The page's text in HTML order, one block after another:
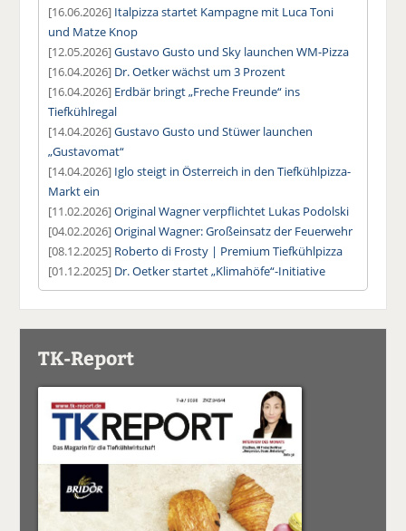
[16.06.2026] Italpizza startet Kampagne mit Luca Toni
und Matze Knop
[12.05.2026]Gustavo Gusto und Sky launchen WM-Pizza
[16.04.2026] Dr. Oetker wächst um 3 Prozent
[16.04.2026] Erdbär bringt „Freche Freunde“ ins
Tiefkühlregal
[14.04.2026]Gustavo Gusto und Stüwer launchen
„Gustavomat“
[14.04.2026] Iglo steigt in Österreich in den Tiefkühlpizza-
Markt ein
[11.02.2026]Original Wagner verpflichtet Lukas Podolski
[04.02.2026]Original Wagner: Großeinsatz der Feuerwehr
[08.12.2025] Roberto di Frosty | Premium Tiefkühlpizza
[01.12.2025] Dr. Oetker startet „Klimahöfe“-Initiative
TK-Report